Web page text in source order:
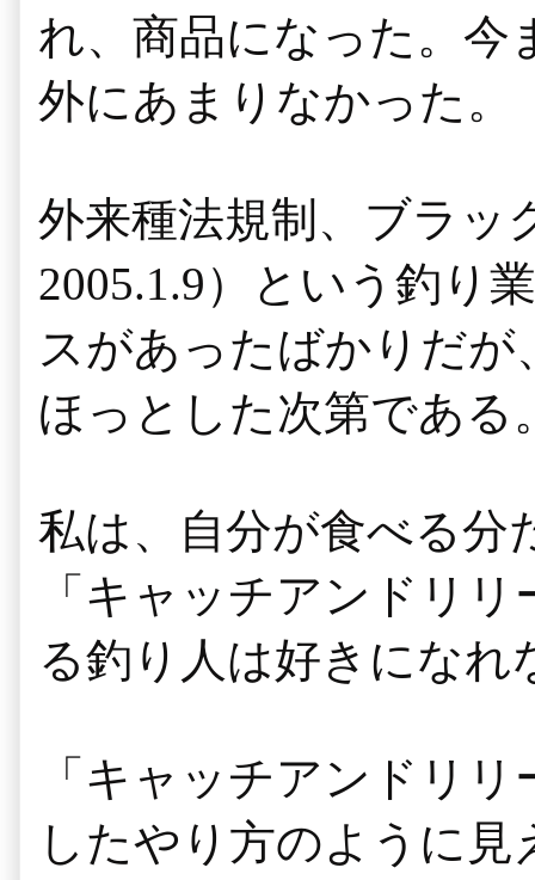
れ、商品になった。今
外にあまりなかった。
外来種法規制、ブラッ
2005.1.9）という釣り
スがあったばかりだ
ほっとした次第である
私は、自分が食べる分
「キャッチアンドリ
る釣り人は好きになれ
「キャッチアンドリ
したやり方のように